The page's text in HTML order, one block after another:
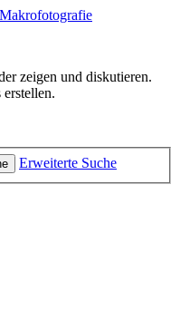
zeigen und diskutieren.
Erweiterte Suche